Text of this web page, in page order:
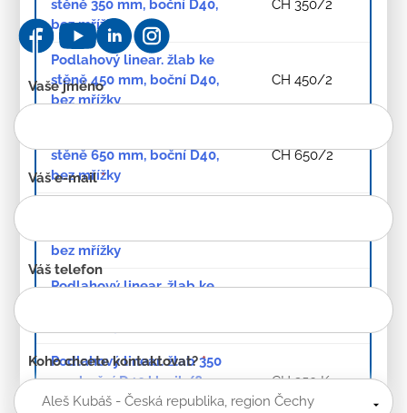
stěně 350 mm, boční D40,
bez mřížky
CH 350/2
Podlahový linear. žlab ke
stěně 450 mm, boční D40,
bez mřížky
CH 450/2
stěně 650 mm, boční D40,
bez mřížky
CH 650/2
bez mřížky
Podlahový linear. žlab ke
Podlahový linear. žlab 350
mm,boční D40,klasik/floor
lesk
CH 350 K
Kontaktní
formulář
-
CZ
Vaše jméno
Váš e-mail*
Váš telefon
Koho chcete kontaktovat?*